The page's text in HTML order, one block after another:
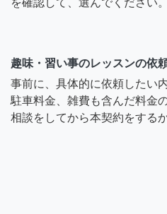
趣味・習い事のレッスンの依
事前に、具体的に依頼したい
駐車料金、雑費も含んだ料金
相談をしてから本契約をする